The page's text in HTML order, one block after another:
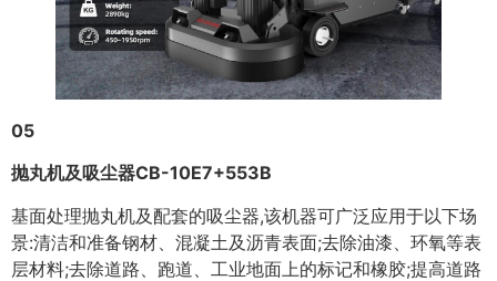
05
抛丸机及吸尘器CB-10E7+553B
基面处理抛丸机及配套的吸尘器,该机器可广泛应用于以下场
景:清洁和准备钢材、混凝土及沥青表面;去除油漆、环氧等表
层材料;去除道路、跑道、工业地面上的标记和橡胶;提高道路